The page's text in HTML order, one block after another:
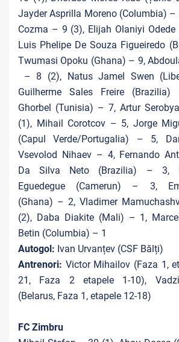
Jayder Asprilla Moreno (Columbia) –
Cozma – 9 (3), Elijah Olaniyi
Luis Phelipe De Souza Figueiredo
Twumasi Opoku (Ghana) – 9,
– 8 (2), Natus Jamel Swen
Guilherme Sales Freire
Ghorbel (Tunisia) – 7, Artur
(1), Mihail Corotcov – 5, Jorge
(Capul Verde/Portugalia) – 5,
Vsevolod Nihaev – 4, Fernando
Da Silva Neto (Brazilia) – 3,
Eguedegue (Camerun) – 3,
(Ghana) – 2, Vladimer
(2), Daba Diakite (Mali) – 1,
Betin (Columbia) – 1
Autogol: Ivan Urvanțev (CSF Bălți)
Antrenori: Victor Mihailov (Faza 1,
21, Faza 2 etapele 1-10),
(Belarus, Faza 1, etapele 12-18)
FC Zimbru